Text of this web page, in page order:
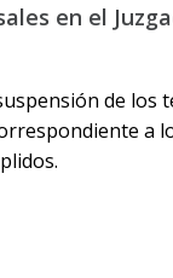
en el
de los
a